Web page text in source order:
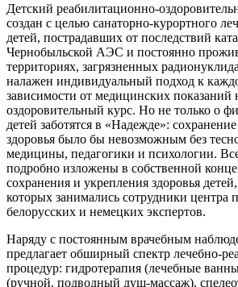
Детский реабилитационно-
создан с целью санаторно-курортного
детей, пострадавших от последствий
Чернобыльской АЭС и постоянно
территориях, загрязненных
налажен индивидуальный подход к
зависимости от медицинских показаний
оздоровительный курс. Но не только о
детей заботятся в «Надежде»:
здоровья было бы невозможным без
медицины, педагогики и психологии.
подробно изложены в собственной
сохранения и укрепления здоровья
которых занимались сотрудники центра
белорусских и немецких экспертов.
Наряду с постоянным врачебным
предлагает обширный спектр лечебно-
процедур: гидротерапия (лечебные
(ручной, подводный душ-массаж),